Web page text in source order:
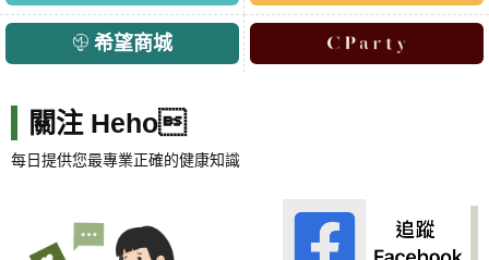
希望商城
關注 Heho
每日提供您最專業正確的健康知識